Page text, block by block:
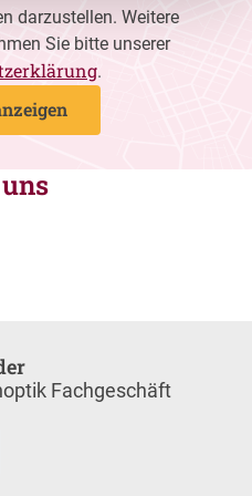
darzustellen. Weitere
Sie bitte unserer
.
Fachgeschäft